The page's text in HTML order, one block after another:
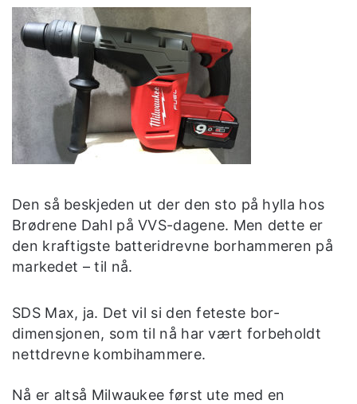
Den så beskjeden ut der den sto på hylla hos
Brødrene Dahl på VVS-dagene. Men dette er
den kraftigste batteridrevne borhammeren på
markedet – til nå.
SDS Max, ja. Det vil si den feteste bor-
dimensjonen, som til nå har vært forbeholdt
nettdrevne kombihammere.
Nå er altså Milwaukee først ute med en